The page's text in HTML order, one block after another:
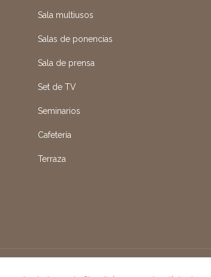
Sala multiusos
Salas de ponencias
Sala de prensa
Set de TV
Seminarios
Cafetería
Terraza